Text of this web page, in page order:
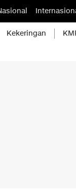
Kekeringan